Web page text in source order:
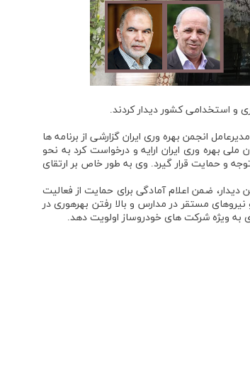
و استخدامی کشور دیدار کردند.
ابتدا سيد حميد كلانتری مدیرعامل انجمن بهره ­وری ایران گزارشی از برنامه ­ها
بهره ­وری ایران ارایه و درخواست کرد به نحو
و حمایت قرار گیرد. وی به طور خاص بر ارتقای
ضمن اعلام آمادگی برای حمایت از فعالیت
مستقر در مدارس و بالا رفتن بهره­وری در
به ویژه شرکت­ های خودروساز اولویت دهد.